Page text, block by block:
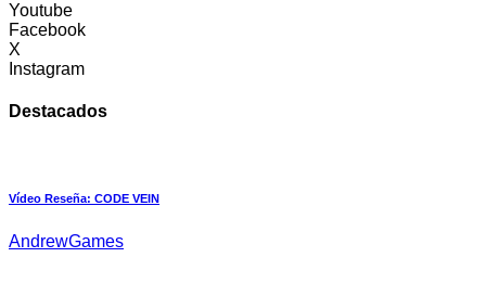
Youtube
Facebook
X
Instagram
Destacados
Vídeo Reseña: CODE VEIN
AndrewGames